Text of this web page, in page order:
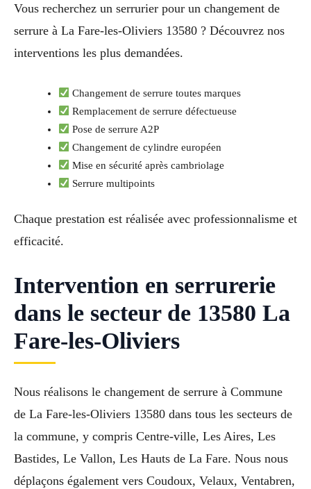
Vous recherchez un serrurier pour un changement de
serrure à La Fare-les-Oliviers 13580 ? Découvrez nos
interventions les plus demandées.
Changement de serrure toutes marques
Remplacement de serrure défectueuse
Pose de serrure A2P
Changement de cylindre européen
Mise en sécurité après cambriolage
Serrure multipoints
Chaque prestation est réalisée avec professionnalisme et
efficacité.
Intervention en serrurerie
dans le secteur de 13580 La
Fare-les-Oliviers
Nous réalisons le changement de serrure à Commune
de La Fare-les-Oliviers 13580 dans tous les secteurs de
la commune, y compris Centre-ville, Les Aires, Les
Bastides, Le Vallon, Les Hauts de La Fare. Nous nous
déplaçons également vers Coudoux, Velaux, Ventabren,